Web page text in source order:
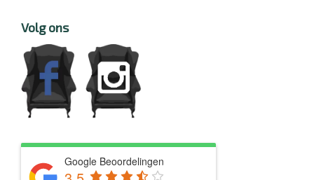
Volg ons
Google Beoordelingen